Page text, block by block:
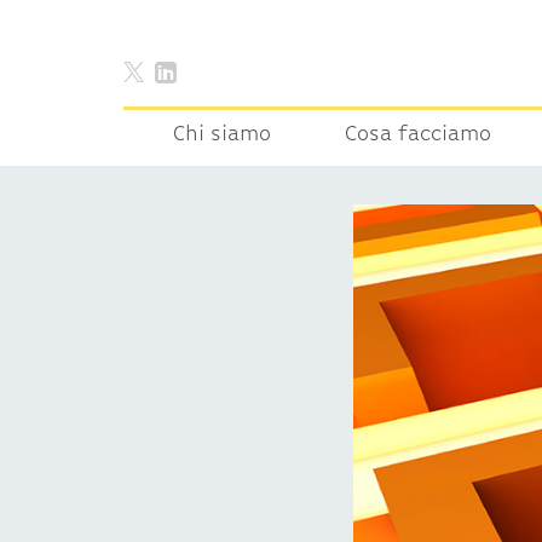
Chi siamo Cosa facciamo